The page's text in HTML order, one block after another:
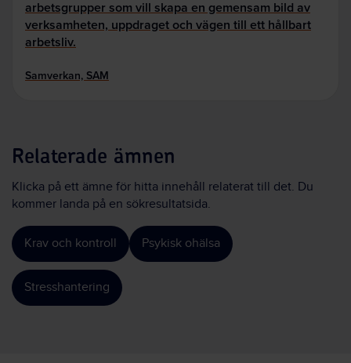
arbetsgrupper som vill skapa en gemensam bild av
verksamheten, uppdraget och vägen till ett hållbart
arbetsliv.
Samverkan, SAM
Relaterade ämnen
Klicka på ett ämne för hitta innehåll relaterat till det. Du
kommer landa på en sökresultatsida.
Krav och kontroll Psykisk ohälsa
Stresshantering